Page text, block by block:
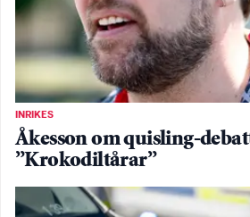
INRIKES
Åkesson om quisling-
”Krokodiltårar”